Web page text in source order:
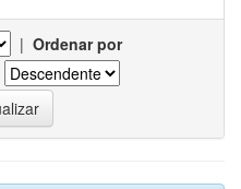
| Ordenar por